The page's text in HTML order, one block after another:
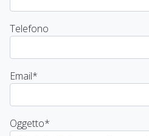
Telefono
Email*
Oggetto*